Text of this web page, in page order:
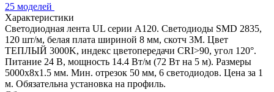
25 моделей
Характеристики
Светодиодная лента UL серии A120. Светодиоды SMD 2835,
120 шт/м, белая плата шириной 8 мм, скотч 3M. Цвет
ТЕПЛЫЙ 3000K, индекс цветопередачи CRI>90, угол 120°.
Питание 24 В, мощность 14.4 Вт/м (72 Вт на 5 м). Размеры
5000x8x1.5 мм. Мин. отрезок 50 мм, 6 светодиодов. Цена за 1
м. Обязательна установка на профиль.